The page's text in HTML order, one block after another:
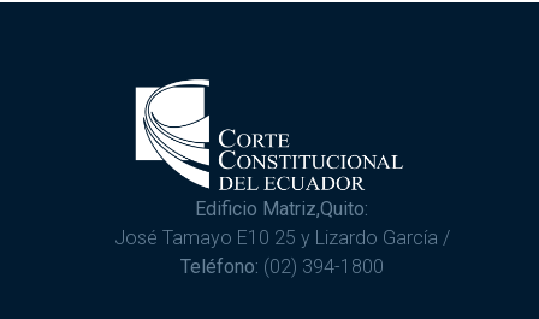
Edificio Matriz,Quito:
José Tamayo E10 25 y Lizardo García /
Teléfono: (02) 394-1800